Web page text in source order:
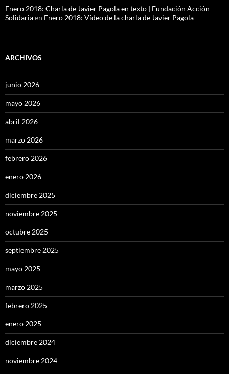
Enero 2018: Charla de Javier Pagola en texto | Fundación Acción
Solidariaen Enero 2018: Vídeo de la charla de Javier Pagola
ARCHIVOS
junio 2026
mayo 2026
abril 2026
marzo 2026
febrero 2026
enero 2026
diciembre 2025
noviembre 2025
octubre 2025
septiembre 2025
mayo 2025
marzo 2025
febrero 2025
enero 2025
diciembre 2024
noviembre 2024